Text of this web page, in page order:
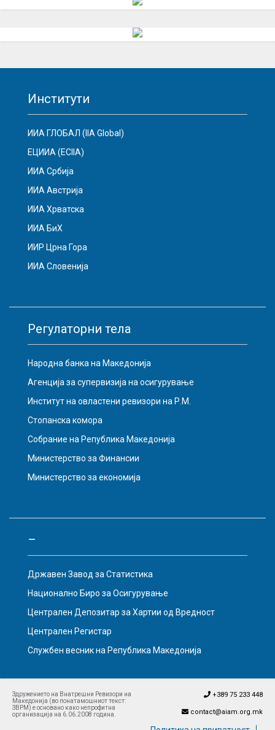
Институти
ИИА ГЛОБАЛ (IIA Global)
ЕЦИИА (ECIIA)
ИИА Србија
ИИА Австрија
ИИА Хрватска
ИИА БиХ
ИИР Црна Гора
ИИА Словенија
Регулаторни тела
Народна банка на Македонија
Агенција за супервизија на осигурување
Институт на овластени ревизори на Р.М.
Стопанска комора
Собрание на Република Македонија
Министерство за Финансии
Министерство за економија
–
Државен Завод за Статистика
Национално Биро за Осигурување
Централен Депозитар за Хартии од Вредност
Централен Регистар
Службен весник на Република Македонија
Здружението на Внатрешни Ревизори на
Македонија (во понатамошниот текст:
ЗВРМ) е основано како непрофитна
организација на 6.06.2008 година.
+389 75 233 448
contact@aiam.org.mk